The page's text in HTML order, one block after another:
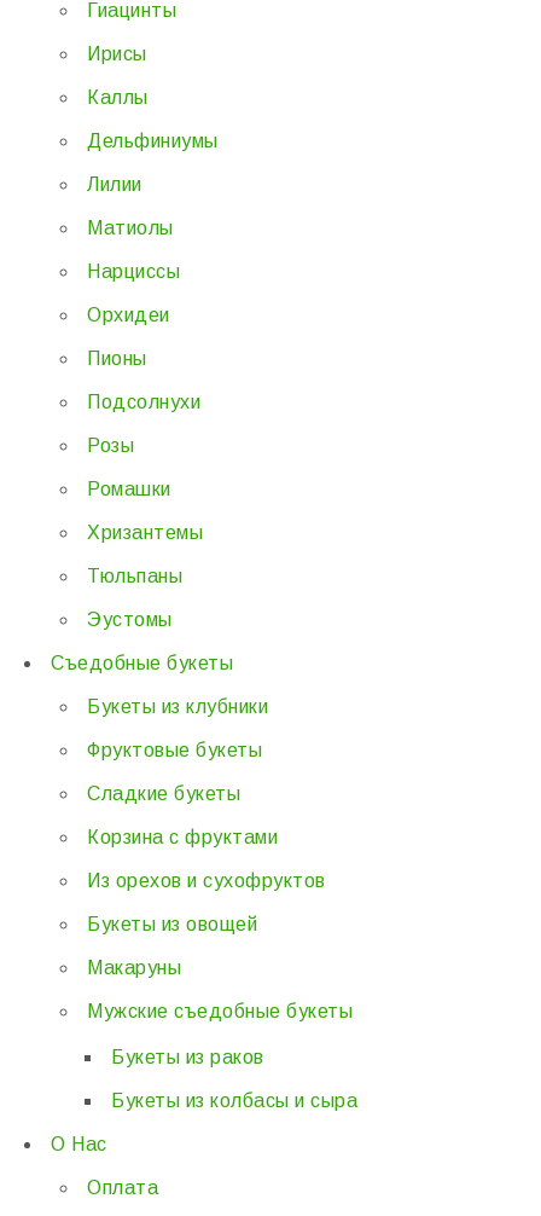
Гиацинты
Ирисы
Каллы
Дельфиниумы
Лилии
Матиолы
Нарциссы
Орхидеи
Пионы
Подсолнухи
Розы
Ромашки
Хризантемы
Тюльпаны
Эустомы
Съедобные букеты
Букеты из клубники
Фруктовые букеты
Сладкие букеты
Корзина с фруктами
Из орехов и сухофруктов
Букеты из овощей
Макаруны
Мужские съедобные букеты
Букеты из раков
Букеты из колбасы и сыра
О Нас
Оплата